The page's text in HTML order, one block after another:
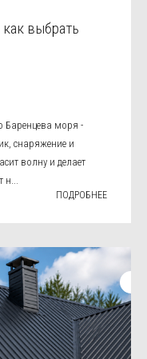
выбрать
Баренцева моря -
снаряжение и
волну и делает
н...
ПОДРОБНЕЕ